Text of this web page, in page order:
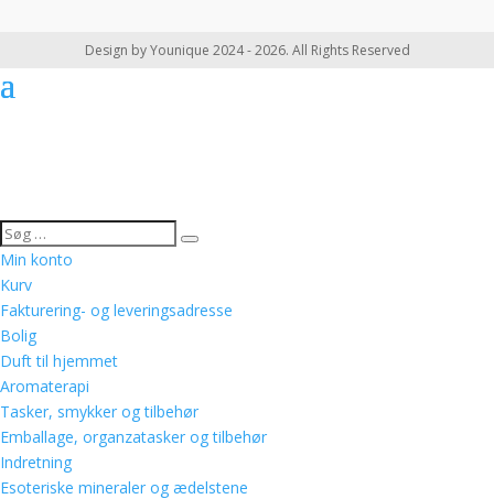
Design by Younique 2024 - 2026. All Rights Reserved
Min konto
Kurv
Fakturering- og leveringsadresse
Bolig
Duft til hjemmet
Aromaterapi
Tasker, smykker og tilbehør
Emballage, organzatasker og tilbehør
Indretning
Esoteriske mineraler og ædelstene